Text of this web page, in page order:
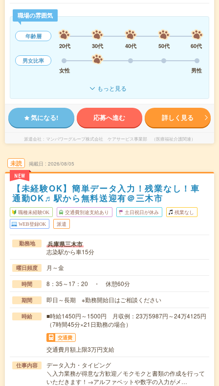
職場の雰囲気
年齢層
20代
30代 40代 50代
60代
男女比率
女性
男性
もっと見る
気になる! 応募へ進む 詳しく見る
派遣会社 マンパワーグループ株式会社 ケアサービス事業部 （医療福祉介護関連）
未読
NEW
掲載日 2026/08/05
【未経験OK】簡単データ入力！残業なし！車
通勤OK♬駅から無料送迎有＠三木市
職種未経験OK 交通費別途支給あり 土日祝日が休み 残業なし
WEB登録OK 派遣
勤務地 兵庫県三木市
志染駅から車15分
曜日頻度 月～金
時間 8：35～17：20 ・ 休憩60分
期間 即日～長期 ※勤務開始日はご相談ください
時給
■時給1450円～1500円 月収例：23万5987円～24万4125円
（7時間45分×21日勤務の場合）
交通費
交通費月額上限3万円支給
仕事内容
データ入力・タイピング
＼入力業務が得意な方歓迎／モクモクと書類の作成を行って
いただきます！→アルファベットや数字の入力がメ…